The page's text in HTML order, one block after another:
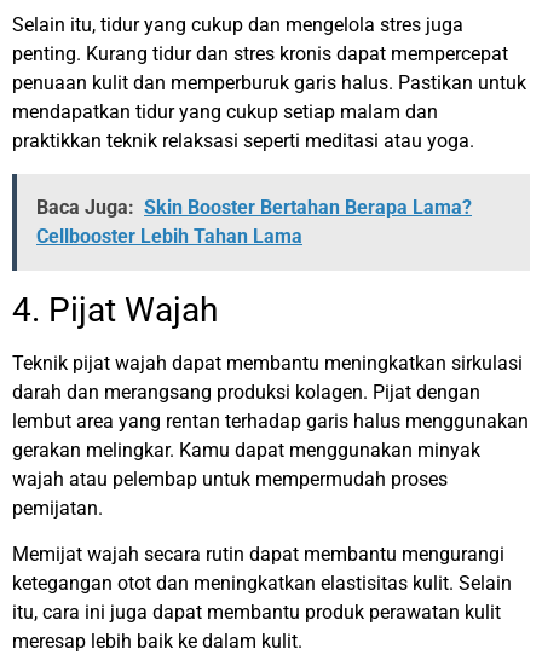
Selain itu, tidur yang cukup dan mengelola stres juga
penting. Kurang tidur dan stres kronis dapat mempercepat
penuaan kulit dan memperburuk garis halus. Pastikan untuk
mendapatkan tidur yang cukup setiap malam dan
praktikkan teknik relaksasi seperti meditasi atau yoga.
Baca Juga: Skin Booster Bertahan Berapa Lama?
Cellbooster Lebih Tahan Lama
4. Pijat Wajah
Teknik pijat wajah dapat membantu meningkatkan sirkulasi
darah dan merangsang produksi kolagen. Pijat dengan
lembut area yang rentan terhadap garis halus menggunakan
gerakan melingkar. Kamu dapat menggunakan minyak
wajah atau pelembap untuk mempermudah proses
pemijatan.
Memijat wajah secara rutin dapat membantu mengurangi
ketegangan otot dan meningkatkan elastisitas kulit. Selain
itu, cara ini juga dapat membantu produk perawatan kulit
meresap lebih baik ke dalam kulit.